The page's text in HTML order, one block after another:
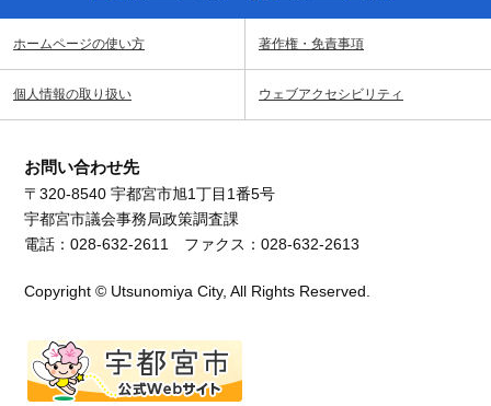
ホームページの使い方 著作権・免責事項
個人情報の取り扱い ウェブアクセシビリティ
お問い合わせ先
〒320-8540 宇都宮市旭1丁目1番5号
宇都宮市議会事務局政策調査課
電話：028-632-2611 ファクス：028-632-2613
Copyright © Utsunomiya City, All Rights Reserved.